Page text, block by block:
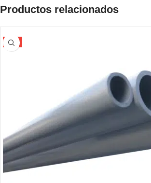
Productos relacionados
-5%